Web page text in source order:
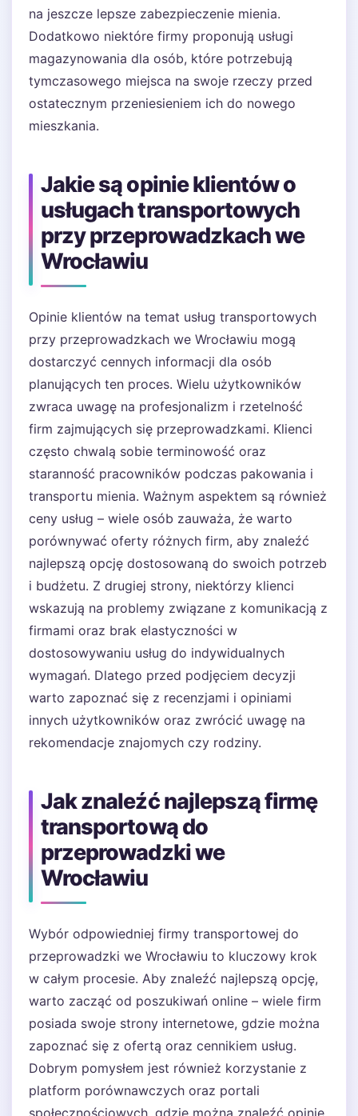
na jeszcze lepsze zabezpieczenie mienia.
Dodatkowo niektóre firmy proponują usługi
magazynowania dla osób, które potrzebują
tymczasowego miejsca na swoje rzeczy przed
ostatecznym przeniesieniem ich do nowego
mieszkania.
Jakie są opinie klientów o
usługach transportowych
przy przeprowadzkach we
Wrocławiu
Opinie klientów na temat usług transportowych
przy przeprowadzkach we Wrocławiu mogą
dostarczyć cennych informacji dla osób
planujących ten proces. Wielu użytkowników
zwraca uwagę na profesjonalizm i rzetelność
firm zajmujących się przeprowadzkami. Klienci
często chwalą sobie terminowość oraz
staranność pracowników podczas pakowania i
transportu mienia. Ważnym aspektem są również
ceny usług – wiele osób zauważa, że warto
porównywać oferty różnych firm, aby znaleźć
najlepszą opcję dostosowaną do swoich potrzeb
i budżetu. Z drugiej strony, niektórzy klienci
wskazują na problemy związane z komunikacją z
firmami oraz brak elastyczności w
dostosowywaniu usług do indywidualnych
wymagań. Dlatego przed podjęciem decyzji
warto zapoznać się z recenzjami i opiniami
innych użytkowników oraz zwrócić uwagę na
rekomendacje znajomych czy rodziny.
Jak znaleźć najlepszą firmę
transportową do
przeprowadzki we
Wrocławiu
Wybór odpowiedniej firmy transportowej do
przeprowadzki we Wrocławiu to kluczowy krok
w całym procesie. Aby znaleźć najlepszą opcję,
warto zacząć od poszukiwań online – wiele firm
posiada swoje strony internetowe, gdzie można
zapoznać się z ofertą oraz cennikiem usług.
Dobrym pomysłem jest również korzystanie z
platform porównawczych oraz portali
społecznościowych, gdzie można znaleźć opinie